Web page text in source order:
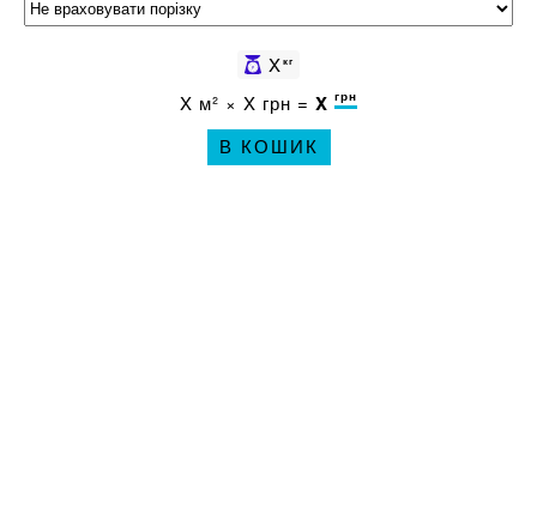
Xкг
X м² × X грн = X грн
В КОШИК